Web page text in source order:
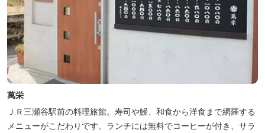
萬栄
ＪＲ三瀬谷駅前の料理旅館。寿司や鰻、和食から洋食まで網羅する
メニューがこだわりです。ランチには無料でコーヒーが付き、サラ